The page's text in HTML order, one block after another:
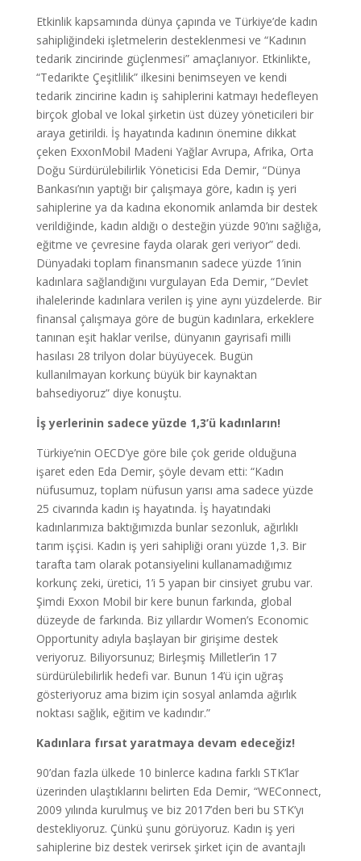
Etkinlik kapsamında dünya çapında ve Türkiye’de kadın
sahipliğindeki işletmelerin desteklenmesi ve “Kadının
tedarik zincirinde güçlenmesi” amaçlanıyor. Etkinlikte,
“Tedarikte Çeşitlilik” ilkesini benimseyen ve kendi
tedarik zincirine kadın iş sahiplerini katmayı hedefleyen
birçok global ve lokal şirketin üst düzey yöneticileri bir
araya getirildi. İş hayatında kadının önemine dikkat
çeken ExxonMobil Madeni Yağlar Avrupa, Afrika, Orta
Doğu Sürdürülebilirlik Yöneticisi Eda Demir, “Dünya
Bankası’nın yaptığı bir çalışmaya göre, kadın iş yeri
sahiplerine ya da kadına ekonomik anlamda bir destek
verildiğinde, kadın aldığı o desteğin yüzde 90’ını sağlığa,
eğitme ve çevresine fayda olarak geri veriyor” dedi.
Dünyadaki toplam finansmanın sadece yüzde 1’inin
kadınlara sağlandığını vurgulayan Eda Demir, “Devlet
ihalelerinde kadınlara verilen iş yine aynı yüzdelerde. Bir
finansal çalışmaya göre de bugün kadınlara, erkeklere
tanınan eşit haklar verilse, dünyanın gayrisafi milli
hasılası 28 trilyon dolar büyüyecek. Bugün
kullanılmayan korkunç büyük bir kaynaktan
bahsediyoruz” diye konuştu.
İş yerlerinin sadece yüzde 1,3’ü kadınların!
Türkiye’nin OECD’ye göre bile çok geride olduğuna
işaret eden Eda Demir, şöyle devam etti: “Kadın
nüfusumuz, toplam nüfusun yarısı ama sadece yüzde
25 civarında kadın iş hayatında. İş hayatındaki
kadınlarımıza baktığımızda bunlar sezonluk, ağırlıklı
tarım işçisi. Kadın iş yeri sahipliği oranı yüzde 1,3. Bir
tarafta tam olarak potansiyelini kullanamadığımız
korkunç zeki, üretici, 1’i 5 yapan bir cinsiyet grubu var.
Şimdi Exxon Mobil bir kere bunun farkında, global
düzeyde de farkında. Biz yıllardır Women’s Economic
Opportunity adıyla başlayan bir girişime destek
veriyoruz. Biliyorsunuz; Birleşmiş Milletler’in 17
sürdürülebilirlik hedefi var. Bunun 14’ü için uğraş
gösteriyoruz ama bizim için sosyal anlamda ağırlık
noktası sağlık, eğitim ve kadındır.”
Kadınlara fırsat yaratmaya devam edeceğiz!
90’dan fazla ülkede 10 binlerce kadına farklı STK’lar
üzerinden ulaştıklarını belirten Eda Demir, “WEConnect,
2009 yılında kurulmuş ve biz 2017’den beri bu STK’yı
destekliyoruz. Çünkü şunu görüyoruz. Kadın iş yeri
sahiplerine biz destek verirsek şirket için de avantajlı